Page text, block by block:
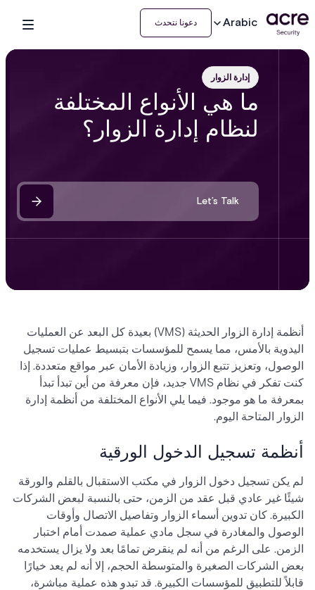
Arabic دعونا نتحدث
إدارة الزوار
ما هي الأنواع المختلفة
لنظام إدارة الزوار؟
Let’s Talk
أنظمة إدارة الزوار الحديثة (VMS) بعيدة كل البعد عن العمليات
اليدوية بالأمس، مما يسمح للمؤسسات بتبسيط عمليات تسجيل
الوصول، وتعزيز تتبع الزوار، وزيادة الأمان عبر مواقع متعددة. إذا
كنت تفكر في نظام VMS جديد، فإن معرفة من أين تبدأ تبدأ
بمعرفة ما هو موجود. فيما يلي الأنواع المختلفة من أنظمة إدارة
الزوار المتاحة اليوم.
أنظمة تسجيل الدخول الورقية
لم يكن تسجيل دخول الزوار في مكتب الاستقبال بالقلم والورقة
شيئًا غير عادي قبل عقد من الزمن، حتى بالنسبة لبعض الشركات
الكبيرة. كان تدوين أسماء الزوار وتفاصيل الاتصال وأوقات
الوصول والمغادرة في سجل مادي عملية صمدت أمام اختبار
الزمن. على الرغم من أنه لم ينقرض تمامًا بعد ولا يزال يستخدمه
بعض الشركات الصغيرة والمتوسطة الحجم، إلا أنه لم يعد خيارًا
قابلاً للتطبيق للمؤسسات الكبيرة. قد تبدو هذه عملية مباشرة،